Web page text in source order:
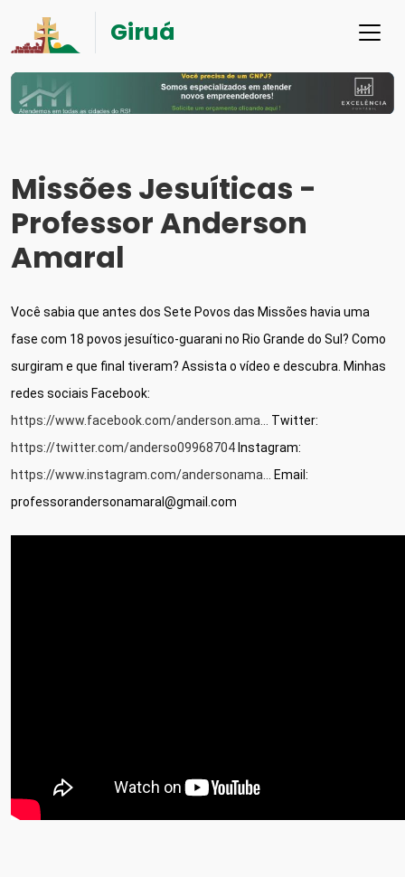
Giruá
Missões Jesuíticas -
Professor Anderson
Amaral
Você sabia que antes dos Sete Povos das Missões havia uma
fase com 18 povos jesuítico-guarani no Rio Grande do Sul? Como
surgiram e que final tiveram? Assista o vídeo e descubra. Minhas
redes sociais Facebook:
https://www.facebook.com/anderson.ama... Twitter:
https://twitter.com/anderso09968704 Instagram:
https://www.instagram.com/andersonama... Email:
professorandersonamaral@gmail.com